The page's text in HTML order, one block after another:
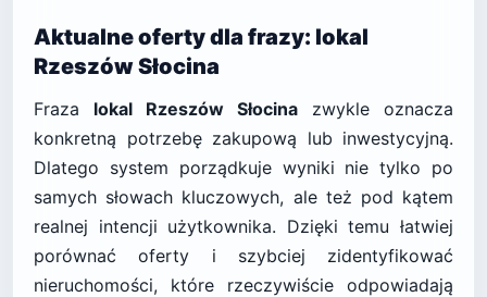
Aktualne oferty dla frazy: lokal
Rzeszów Słocina
Fraza lokal Rzeszów Słocina zwykle oznacza
konkretną potrzebę zakupową lub inwestycyjną.
Dlatego system porządkuje wyniki nie tylko po
samych słowach kluczowych, ale też pod kątem
realnej intencji użytkownika. Dzięki temu łatwiej
porównać oferty i szybciej zidentyfikować
nieruchomości, które rzeczywiście odpowiadają